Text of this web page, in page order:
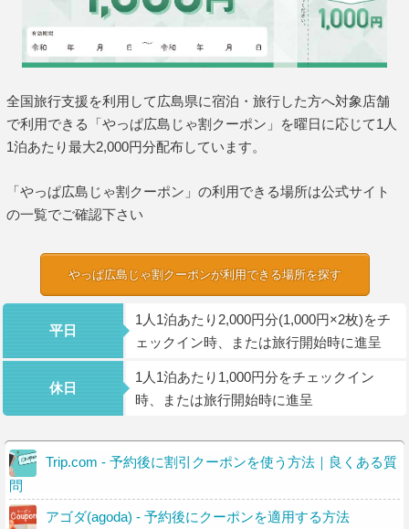
全国旅行支援を利用して広島県に宿泊・旅行した方へ対象店舗
で利用できる「やっぱ広島じゃ割クーポン」を曜日に応じて1人
1泊あたり最大2,000円分配布しています。
「やっぱ広島じゃ割クーポン」の利用できる場所は公式サイト
の一覧でご確認下さい
やっぱ広島じゃ割クーポンが利用できる場所を探す
平日
1人1泊あたり2,000円分(1,000円×2枚)をチ
ェックイン時、または旅行開始時に進呈
休日
1人1泊あたり1,000円分をチェックイン
時、または旅行開始時に進呈
Trip.com - 予約後に割引クーポンを使う方法｜良くある質
問
アゴダ(agoda) - 予約後にクーポンを適用する方法